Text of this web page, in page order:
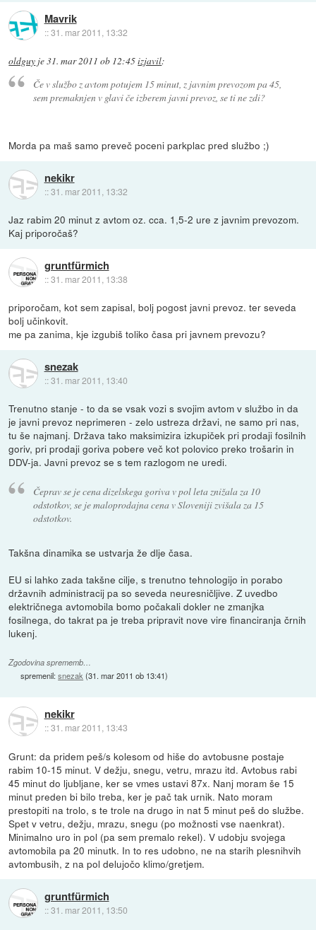
Mavrik
::31. mar 2011, 13:32
oldguy je31. mar 2011 ob 12:45izjavil:
Če v službo z avtom potujem 15 minut, z javnim prevozom pa 45,
sem premaknjen v glavi če izberem javni prevoz, se ti ne zdi?
Morda pa maš samo preveč poceni parkplac pred službo ;)
nekikr
::31. mar 2011, 13:32
Jaz rabim 20 minut z avtom oz. cca. 1,5-2 ure z javnim prevozom.
Kaj priporočaš?
gruntfürmich
::31. mar 2011, 13:38
priporočam, kot sem zapisal, bolj pogost javni prevoz. ter seveda
bolj učinkovit.
me pa zanima, kje izgubiš toliko časa pri javnem prevozu?
snezak
::31. mar 2011, 13:40
Trenutno stanje - to da se vsak vozi s svojim avtom v službo in da
je javni prevoz neprimeren - zelo ustreza državi, ne samo pri nas,
tu še najmanj. Država tako maksimizira izkupiček pri prodaji fosilnih
goriv, pri prodaji goriva pobere več kot polovico preko trošarin in
DDV-ja. Javni prevoz se s tem razlogom ne uredi.
Čeprav se je cena dizelskega goriva v pol leta znižala za 10
odstotkov, se je maloprodajna cena v Sloveniji zvišala za 15
odstotkov.
Takšna dinamika se ustvarja že dlje časa.
EU si lahko zada takšne cilje, s trenutno tehnologijo in porabo
državnih administracij pa so seveda neuresničljive. Z uvedbo
električnega avtomobila bomo počakali dokler ne zmanjka
fosilnega, do takrat pa je treba pripravit nove vire financiranja črnih
lukenj.
Zgodovina sprememb…
spremenil:snezak(31. mar 2011 ob 13:41)
nekikr
::31. mar 2011, 13:43
Grunt: da pridem peš/s kolesom od hiše do avtobusne postaje
rabim 10-15 minut. V dežju, snegu, vetru, mrazu itd. Avtobus rabi
45 minut do ljubljane, ker se vmes ustavi 87x. Nanj moram še 15
minut preden bi bilo treba, ker je pač tak urnik. Nato moram
prestopiti na trolo, s te trole na drugo in nat 5 minut peš do službe.
Spet v vetru, dežju, mrazu, snegu (po možnosti vse naenkrat).
Minimalno uro in pol (pa sem premalo rekel). V udobju svojega
avtomobila pa 20 minutk. In to res udobno, ne na starih plesnihvih
avtombusih, z na pol delujočo klimo/gretjem.
gruntfürmich
::31. mar 2011, 13:50